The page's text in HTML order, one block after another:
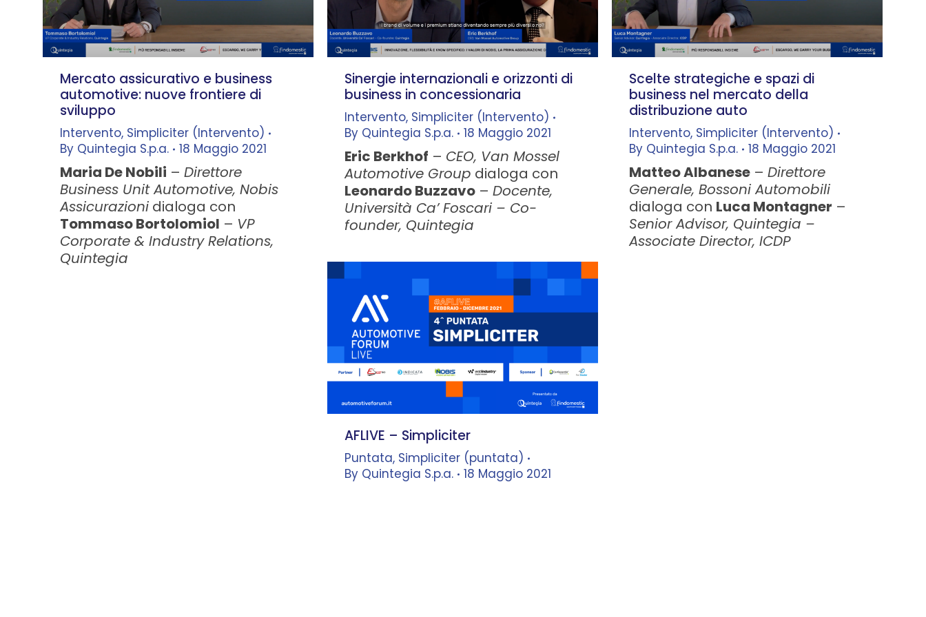
Mercato assicurativo e business
automotive: nuove frontiere di
sviluppo
Intervento, Simpliciter (Intervento)
By Quintegia S.p.a. 18 Maggio 2021
Maria De Nobili – Direttore
Business Unit Automotive, Nobis
Assicurazioni dialoga con
Tommaso Bortolomiol – VP
Corporate & Industry Relations,
Quintegia
Sinergie internazionali e orizzonti di
business in concessionaria
Intervento, Simpliciter (Intervento)
By Quintegia S.p.a. 18 Maggio 2021
Eric Berkhof – CEO, Van Mossel
Automotive Group dialoga con
Leonardo Buzzavo – Docente,
Università Ca’ Foscari – Co-
founder, Quintegia
Scelte strategiche e spazi di
business nel mercato della
distribuzione auto
Intervento, Simpliciter (Intervento)
By Quintegia S.p.a. 18 Maggio 2021
Matteo Albanese – Direttore
Generale, Bossoni Automobili
dialoga con Luca Montagner –
Senior Advisor, Quintegia –
Associate Director, ICDP
AFLIVE – Simpliciter
Puntata, Simpliciter (puntata)
By Quintegia S.p.a. 18 Maggio 2021